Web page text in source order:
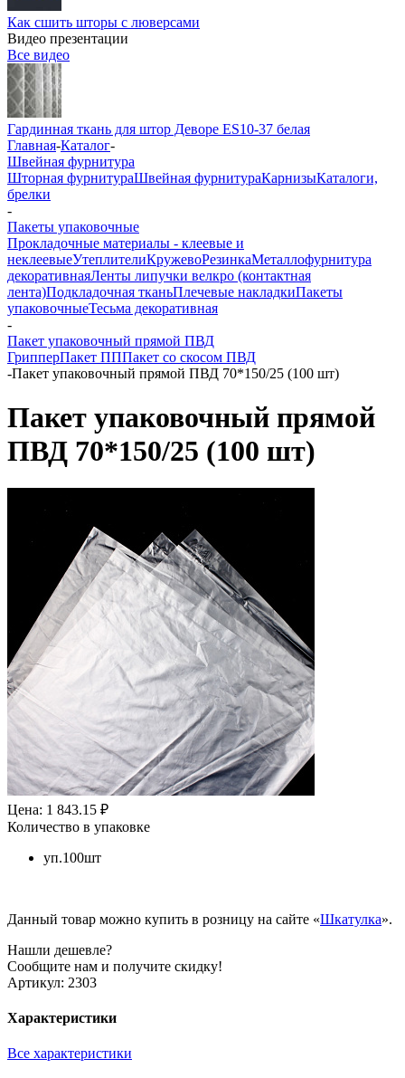
Как сшить шторы с люверсами
Видео презентации
Все видео
Гардинная ткань для штор Деворе ES10-37 белая
Главная-Каталог-
Швейная фурнитура
Шторная фурнитураШвейная фурнитураКарнизыКаталоги,
брелки
-
Пакеты упаковочные
Прокладочные материалы - клеевые и
неклеевыеУтеплителиКружевоРезинкаМеталлофурнитура
декоративнаяЛенты липучки велкро (контактная
лента)Подкладочная тканьПлечевые накладкиПакеты
упаковочныеТесьма декоративная
-
Пакет упаковочный прямой ПВД
ГрипперПакет ПППакет со скосом ПВД
-Пакет упаковочный прямой ПВД 70*150/25 (100 шт)
Пакет упаковочный прямой
ПВД 70*150/25 (100 шт)
Цена: 1 843.15 ₽
Количество в упаковке
уп.100шт
Данный товар можно купить в розницу на сайте «Шкатулка».
Нашли дешевле?
Сообщите нам и получите скидку!
Артикул: 2303
Характеристики
Все характеристики